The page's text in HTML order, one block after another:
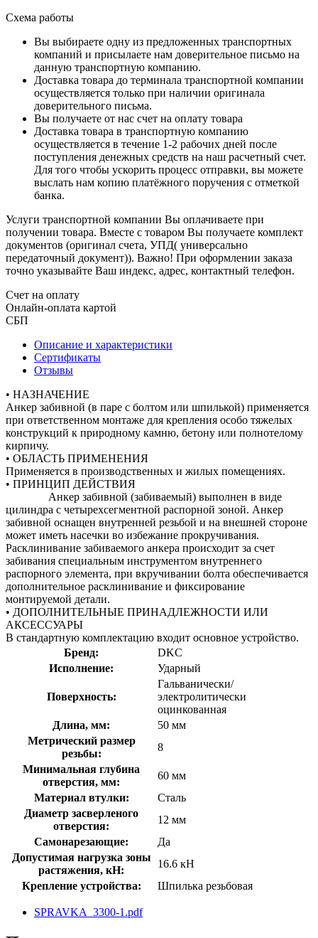
Схема работы
Вы выбираете одну из предложенных транспортных
компаний и присылаете нам доверительное письмо на
данную транспортную компанию.
Доставка товара до терминала транспортной компании
осуществляется только при наличии оригинала
доверительного письма.
Вы получаете от нас счет на оплату товара
Доставка товара в транспортную компанию
осуществляется в течение 1-2 рабочих дней после
поступления денежных средств на наш расчетный счет.
Для того чтобы ускорить процесс отправки, вы можете
выслать нам копию платёжного поручения с отметкой
банка.
Услуги транспортной компании Вы оплачиваете при
получении товара. Вместе с товаром Вы получаете комплект
документов (оригинал счета, УПД( универсально
передаточный документ)). Важно! При оформлении заказа
точно указывайте Ваш индекс, адрес, контактный телефон.
Счет на оплату
Онлайн-оплата картой
СБП
Описание и характеристики
Сертификаты
Отзывы
• НАЗНАЧЕНИЕ
Анкер забивной (в паре с болтом или шпилькой) применяется
при ответственном монтаже для крепления особо тяжелых
конструкций к природному камню, бетону или полнотелому
кирпичу.
• ОБЛАСТЬ ПРИМЕНЕНИЯ
Применяется в производственных и жилых помещениях.
• ПРИНЦИП ДЕЙСТВИЯ
Анкер забивной (забиваемый) выполнен в виде
цилиндра с четырехсегментной распорной зоной. Анкер
забивной оснащен внутренней резьбой и на внешней стороне
может иметь насечки во избежание прокручивания.
Расклинивание забиваемого анкера происходит за счет
забивания специальным инструментом внутреннего
распорного элемента, при вкручивании болта обеспечивается
дополнительное расклинивание и фиксирование
монтируемой детали.
• ДОПОЛНИТЕЛЬНЫЕ ПРИНАДЛЕЖНОСТИ ИЛИ
АКСЕССУАРЫ
В стандартную комплектацию входит основное устройство.
Бренд:
DKC
Исполнение:
Ударный
Поверхность:
Гальванически/
электролитически
оцинкованная
Длина, мм:
50 мм
Метрический размер
резьбы:
8
Минимальная глубина
отверстия, мм:
60 мм
Материал втулки:
Сталь
Диаметр засверленого
отверстия:
12 мм
Самонарезающие:
Да
Допустимая нагрузка зоны
растяжения, кН:
16.6 кН
Крепление устройства:
Шпилька резьбовая
SPRAVKA_3300-1.pdf